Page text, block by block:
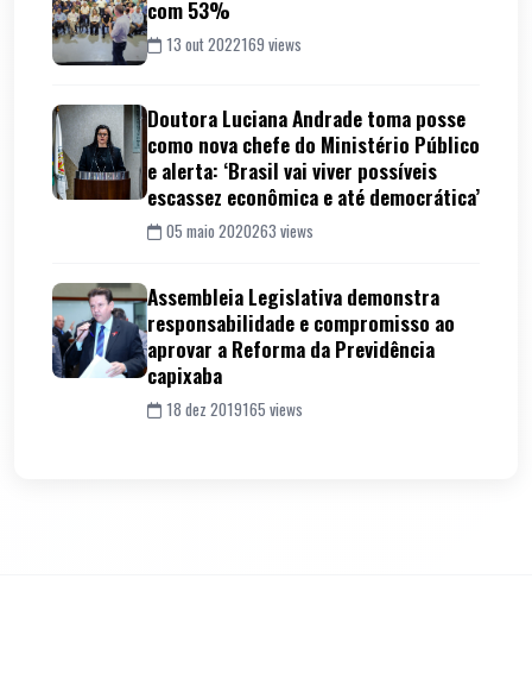
com 53%
13 out 2022169 views
Doutora Luciana Andrade toma posse
como nova chefe do Ministério Público
e alerta: ‘Brasil vai viver possíveis
escassez econômica e até democrática’
05 maio 2020263 views
Assembleia Legislativa demonstra
responsabilidade e compromisso ao
aprovar a Reforma da Previdência
capixaba
18 dez 2019165 views